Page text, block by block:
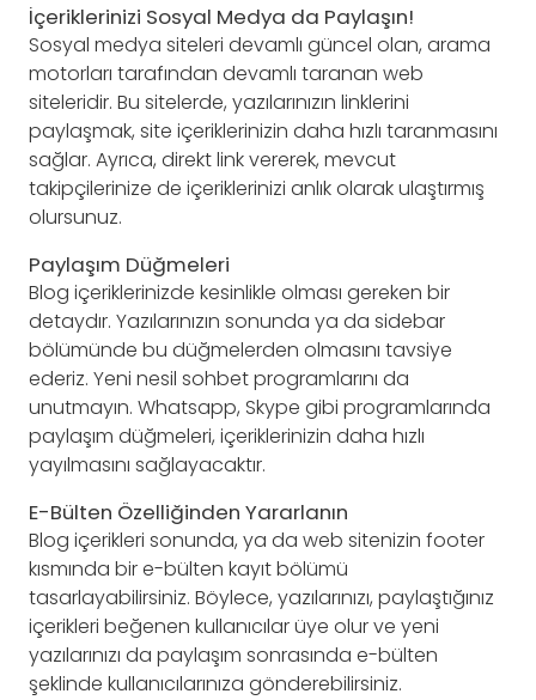
İçeriklerinizi Sosyal Medya da Paylaşın!
Sosyal medya siteleri devamlı güncel olan, arama
motorları tarafından devamlı taranan web
siteleridir. Bu sitelerde, yazılarınızın linklerini
paylaşmak, site içeriklerinizin daha hızlı taranmasını
sağlar. Ayrıca, direkt link vererek, mevcut
takipçilerinize de içeriklerinizi anlık olarak ulaştırmış
olursunuz.
Paylaşım Düğmeleri
Blog içeriklerinizde kesinlikle olması gereken bir
detaydır. Yazılarınızın sonunda ya da sidebar
bölümünde bu düğmelerden olmasını tavsiye
ederiz. Yeni nesil sohbet programlarını da
unutmayın. Whatsapp, Skype gibi programlarında
paylaşım düğmeleri, içeriklerinizin daha hızlı
yayılmasını sağlayacaktır.
E-Bülten Özelliğinden Yararlanın
Blog içerikleri sonunda, ya da web sitenizin footer
kısmında bir e-bülten kayıt bölümü
tasarlayabilirsiniz. Böylece, yazılarınızı, paylaştığınız
içerikleri beğenen kullanıcılar üye olur ve yeni
yazılarınızı da paylaşım sonrasında e-bülten
şeklinde kullanıcılarınıza gönderebilirsiniz.